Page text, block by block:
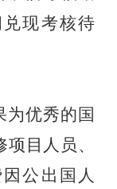
现考核待
为优秀的国
目人员、
公出国人